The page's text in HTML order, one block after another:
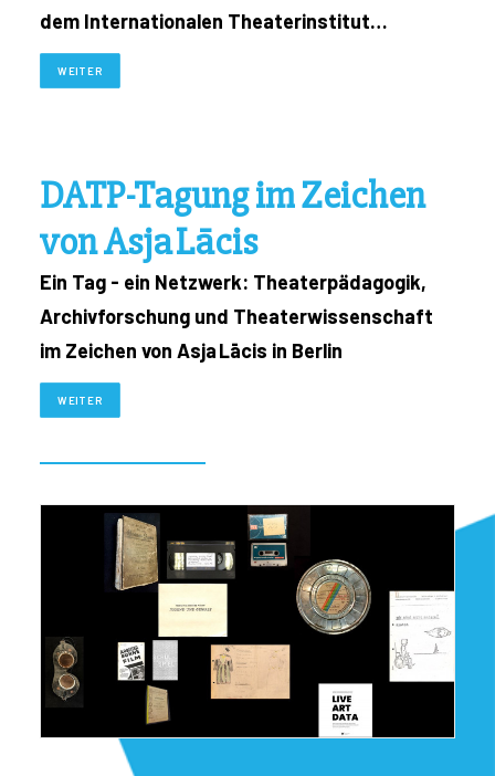
dem Internationalen Theaterinstitut…
WEITER
DATP-Tagung im Zeichen
von Asja Lācis
Ein Tag - ein Netzwerk: Theaterpädagogik,
Archivforschung und Theaterwissenschaft
im Zeichen von Asja Lācis in Berlin
WEITER